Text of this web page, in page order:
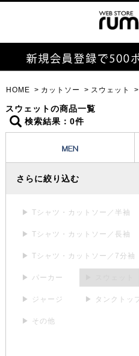
HOME カットソー スウェット
スウェットの商品一覧
検索結果：0件
さらに絞り込む
▶ Tシャツ・カットソー／半袖
▶ Tシャツ・カットソー／長袖
▶ Tシャツ・カットソー／7分袖
▶ パーカー
▶ ジャージ ▶ タンクトッ
▶ その他